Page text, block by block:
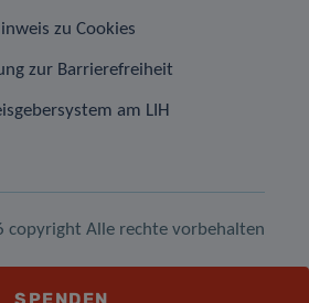
zu Cookies
zur Barrierefreiheit
am LIH
copyright Alle rechte vorbehalten